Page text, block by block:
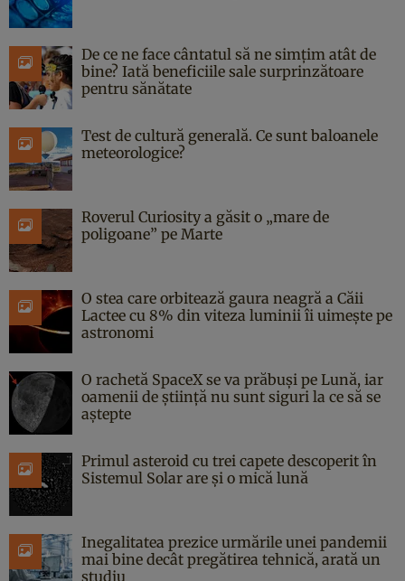
De ce ne face cântatul să ne simțim atât de
bine? Iată beneficiile sale surprinzătoare
pentru sănătate
Test de cultură generală. Ce sunt baloanele
meteorologice?
Roverul Curiosity a găsit o „mare de
poligoane” pe Marte
O stea care orbitează gaura neagră a Căii
Lactee cu 8% din viteza luminii îi uimește pe
astronomi
O rachetă SpaceX se va prăbuși pe Lună, iar
oamenii de știință nu sunt siguri la ce să se
aștepte
Primul asteroid cu trei capete descoperit în
Sistemul Solar are și o mică lună
Inegalitatea prezice urmările unei pandemii
mai bine decât pregătirea tehnică, arată un
studiu